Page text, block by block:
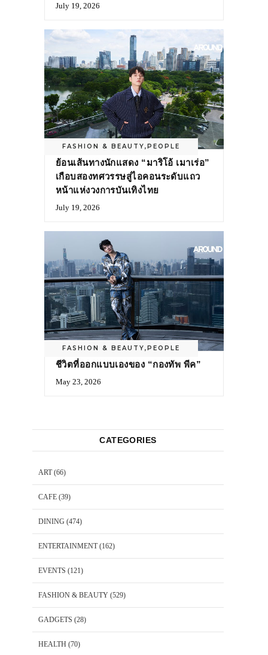
July 19, 2026
FASHION & BEAUTY,PEOPLE
ย้อนเส้นทางนักแสดง “มาริโอ้ เมาเร่อ”
เกือบสองทศวรรษสู่ไอคอนระดับแถว
หน้าแห่งวงการบันเทิงไทย
July 19, 2026
FASHION & BEAUTY,PEOPLE
ชีวิตที่ออกแบบเองของ “กองทัพ พีค”
May 23, 2026
CATEGORIES
ART(66)
CAFE (39)
DINING (474)
ENTERTAINMENT(162)
EVENTS (121)
FASHION & BEAUTY (529)
GADGETS (28)
HEALTH (70)